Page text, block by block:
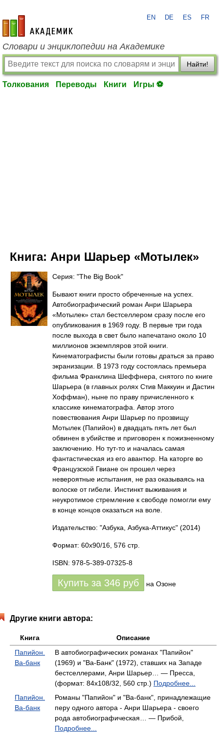
academic.ru
EN DE ES FR
Словари и энциклопедии на Академике
Найти!
Толкования Переводы Книги Игры ⚽
Книга: Анри Шарьер «Мотылек»
Серия: "The Big Book"
Бывают книги просто обреченные на успех.
Автобиографический роман Анри Шарьера
«Мотылек» стал бестселлером сразу после его
опубликования в 1969 году. В первые три года
после выхода в свет было напечатано около 10
миллионов экземпляров этой книги.
Кинематографисты были готовы драться за право
экранизации. В 1973 году состоялась премьера
фильма Франклина Шеффнера, снятого по книге
Шарьера (в главных ролях Стив Маккуин и Дастин
Хоффман), ныне по праву причисленного к
классике кинематографа. Автор этого
повествования Анри Шарьер по прозвищу
Мотылек (Папийон) в двадцать пять лет был
обвинен в убийстве и приговорен к пожизненному
заключению. Но тут-то и началась самая
фантастическая из его авантюр. На каторге во
Французской Гвиане он прошел через
невероятные испытания, не раз оказываясь на
волоске от гибели. Инстинкт выживания и
неукротимое стремление к свободе помогли ему
в конце концов оказаться на воле.
Издательство: "Азбука, Азбука-Аттикус" (2014)
Формат: 60x90/16, 576 стр.
ISBN: 978-5-389-07325-8
Купить за 346 руб на Озоне
Другие книги автора:
Книга
Описание
Папийон.
Ва-банк
В автобиографических романах "Папийон"
(1969) и "Ва-Банк" (1972), ставших на Западе
бестселлерами, Анри Шарьер… — Пресса,
(формат: 84x108/32, 560 стр.) Подробнее...
Папийон.
Ва-банк
Романы "Папийон" и "Ва-банк", принадлежащие
перу одного автора - Анри Шарьера - своего
рода автобиографическая… — Прибой,
Подробнее...